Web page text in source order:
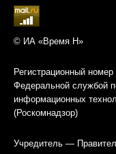
© ИА «Время Н»
Регистрационный
Федеральной службой
информационных
(Роскомнадзор)
Учредитель —